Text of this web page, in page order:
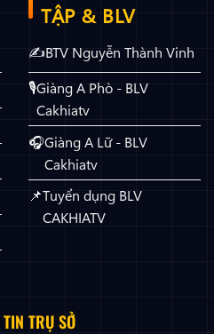
TẬP & BLV
BTV Nguyễn Thành Vinh
Giàng A Phò - BLV
Cakhiatv
Giàng A Lữ - BLV
Cakhiatv
Tuyển dụng BLV
CAKHIATV
TRỤ SỞ